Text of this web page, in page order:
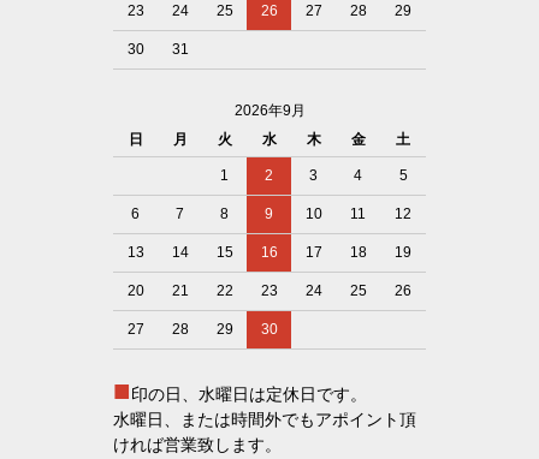
23 24 25 26 27 28 29
30 31
2026年9月
日
月 火 水 木 金 土
1 2 3 4 5
6 7 8 9 10 11 12
13 14 15 16 17 18 19
20 21 22 23 24 25 26
27 28 29 30
■印の日、水曜日は定休日です。
水曜日、または時間外でもアポイント頂
ければ営業致します。